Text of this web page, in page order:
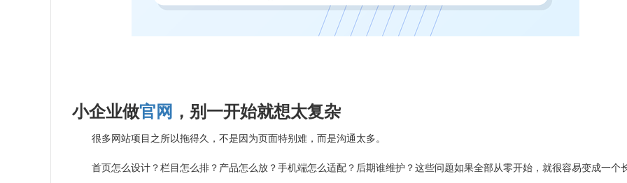
小企业做官网 ，别一开始就想太复杂
很多网站项目之所以拖得久，不是因为页面特别难，而是沟通太多。
首页怎么设计？栏目怎么排？产品怎么放？手机端怎么适配？后期谁维护？这些问题如果全部从零开始，就很容易变成一个